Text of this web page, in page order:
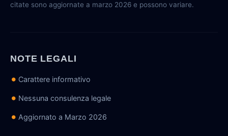
citate sono aggiornate a marzo 2026 e possono variare.
NOTE LEGALI
Carattere informativo
Nessuna consulenza legale
Aggiornato a Marzo 2026